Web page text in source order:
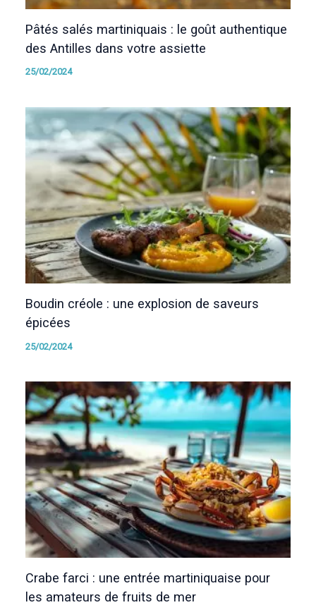
Pâtés salés martiniquais : le goût authentique
des Antilles dans votre assiette
25/02/2024
Boudin créole : une explosion de saveurs
épicées
25/02/2024
Crabe farci : une entrée martiniquaise pour
les amateurs de fruits de mer